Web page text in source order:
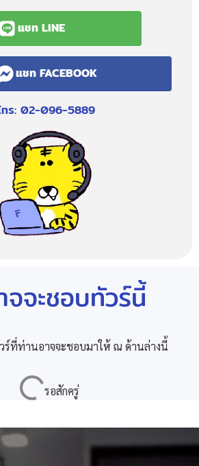
แชท LINE
แชท FACEBOOK
ทร: 02-096-5889
จะชอบทัวร์นี้
ร์ที่ท่านอาจจะชอบมาให้ ณ ด้านล่างนี้